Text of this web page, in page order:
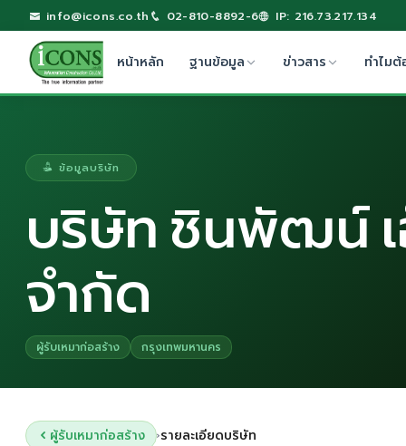
info@icons.co.th 02-810-8892-6 IP: 216.73.217.134
หน้าหลัก ฐานข้อมูล ข่าวสาร ทำไมต้
ข้อมูลบริษัท
บริษัท ชินพัฒน์
จำกัด
ผู้รับเหมาก่อสร้าง กรุงเทพมหานคร
ผู้รับเหมาก่อสร้าง ›รายละเอียดบริษัท